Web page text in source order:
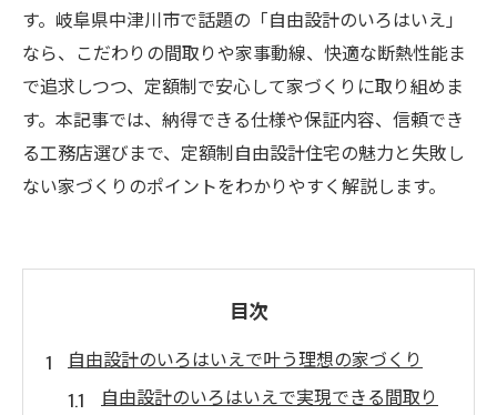
す。岐阜県中津川市で話題の「自由設計のいろはいえ」
なら、こだわりの間取りや家事動線、快適な断熱性能ま
で追求しつつ、定額制で安心して家づくりに取り組めま
す。本記事では、納得できる仕様や保証内容、信頼でき
る工務店選びまで、定額制自由設計住宅の魅力と失敗し
ない家づくりのポイントをわかりやすく解説します。
目次
自由設計のいろはいえで叶う理想の家づくり
自由設計のいろはいえで実現できる間取り